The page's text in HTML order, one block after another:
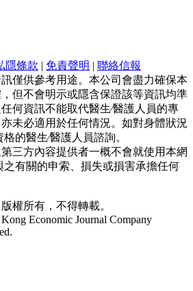
隱條款 | 免責聲明 | 聯絡信報
僅供參考用途。本公司會盡力確保本
但不會明示或隱含保證該等資訊均準
何資訊不能取代醫生∕醫護人員的專
未必適用於任何情況。如對身體狀況
的醫生∕醫護人員諮詢。
三方內容提供者一概不會就使用本網
有關的申索、損失或損害承擔任何
權所有，不得轉載。
Economic Journal Company